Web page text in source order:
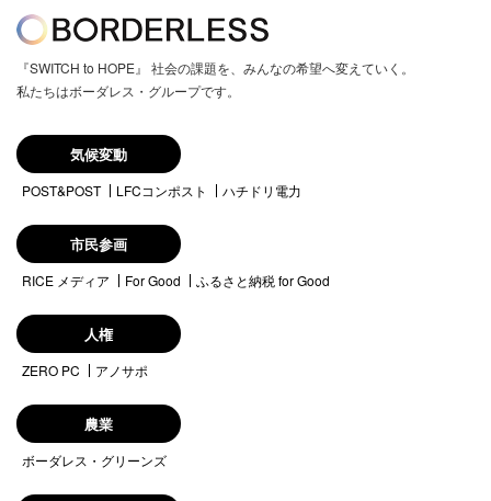
『SWITCH to HOPE』 社会の課題を、みんなの希望へ変えていく。
私たちはボーダレス・グループです。
気候変動
POST&POST LFCコンポスト ハチドリ電力
市民参画
RICE メディア For Good ふるさと納税 for Good
人権
ZERO PC アノサポ
農業
ボーダレス・グリーンズ